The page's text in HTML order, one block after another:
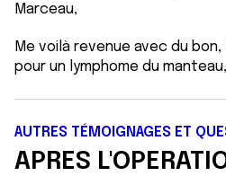
Marceau,
Me voilà revenue avec du
pour un lymphome du
AUTRES TÉMOIGNAGES ET
APRÈS